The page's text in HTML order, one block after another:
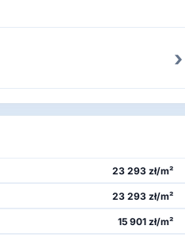
›
23 293 zł/m²
23 293 zł/m²
15 901 zł/m²